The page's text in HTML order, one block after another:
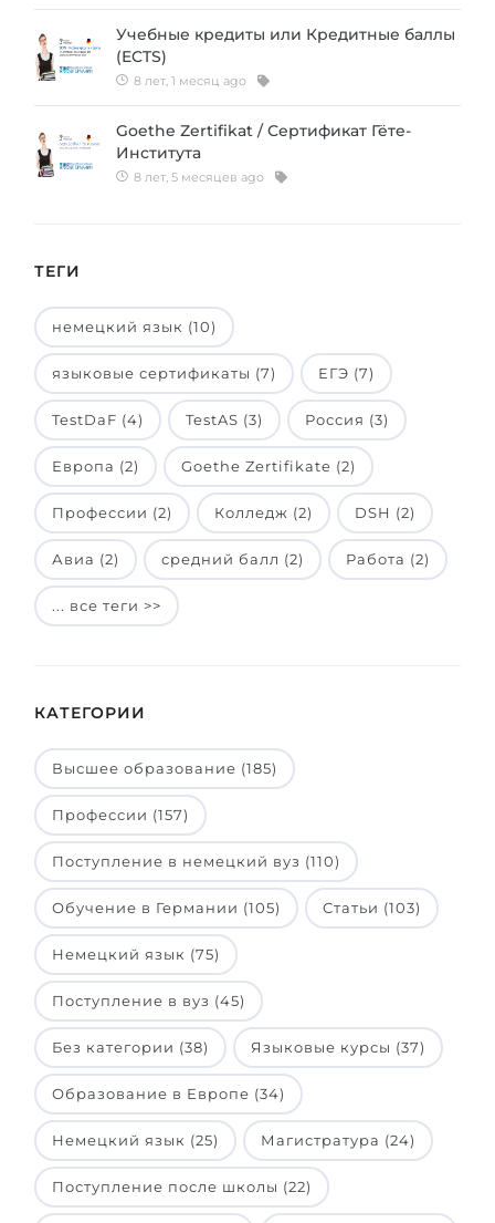
Учебные кредиты или Кредитные баллы
(ECTS)
8 лет, 1 месяц ago
Goethe Zertifikat / Сертификат Гёте-
Института
8 лет, 5 месяцев ago
ТЕГИ
немецкий язык (10)
языковые сертификаты (7) ЕГЭ (7)
TestDaF (4) TestAS (3) Россия (3)
Европа (2) Goethe Zertifikate (2)
Профессии (2) Колледж (2) DSH (2)
Авиа (2) средний балл (2) Работа (2)
... все теги >>
КАТЕГОРИИ
Высшее образование (185)
Профессии (157)
Поступление в немецкий вуз (110)
Обучение в Германии (105) Статьи (103)
Немецкий язык (75)
Поступление в вуз (45)
Без категории (38) Языковые курсы (37)
Образование в Европе (34)
Немецкий язык (25) Магистратура (24)
Поступление после школы (22)